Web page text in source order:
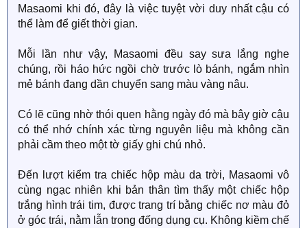
Masaomi khi đó, đây là việc tuyệt vời duy nhất cậu có
thể làm để giết thời gian.
Mỗi lần như vậy, Masaomi đều say sưa lắng nghe
chúng, rồi háo hức ngồi chờ trước lò bánh, ngắm nhìn
mẻ bánh đang dần chuyển sang màu vàng nâu.
Có lẽ cũng nhờ thói quen hằng ngày đó mà bây giờ cậu
có thể nhớ chính xác từng nguyên liệu mà không cần
phải cầm theo một tờ giấy ghi chú nhỏ.
Đến lượt kiểm tra chiếc hộp màu da trời, Masaomi vô
cùng ngạc nhiên khi bản thân tìm thấy một chiếc hộp
trắng hình trái tim, được trang trí bằng chiếc nơ màu đỏ
ở góc trái, nằm lẫn trong đống dụng cụ. Không kiềm chế